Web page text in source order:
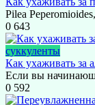
Pilea
0 643
суккуленты
Как ухаживать за
Если вы
0 592